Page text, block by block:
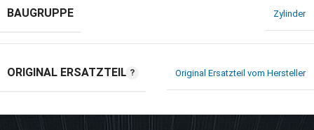
BAUGRUPPE Zylinder
ORIGINAL ERSATZTEIL Original Ersatzteil vom Hersteller